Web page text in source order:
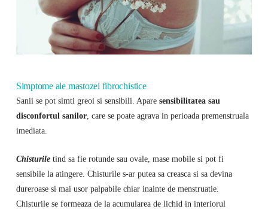
Simptome ale mastozei fibrochistice
Sanii se pot simti greoi si sensibili. Aparesensibilitatea sau
disconfortul sanilor, care se poate agrava in perioada premenstruala
imediata.
Chisturile tind sa fie rotunde sau ovale, mase mobile si pot fi
sensibile la atingere. Chisturile s-ar putea sa creasca si sa devina
dureroase si mai usor palpabile chiar inainte de menstruatie.
Chisturile se formeaza de la acumularea de lichid in interiorul